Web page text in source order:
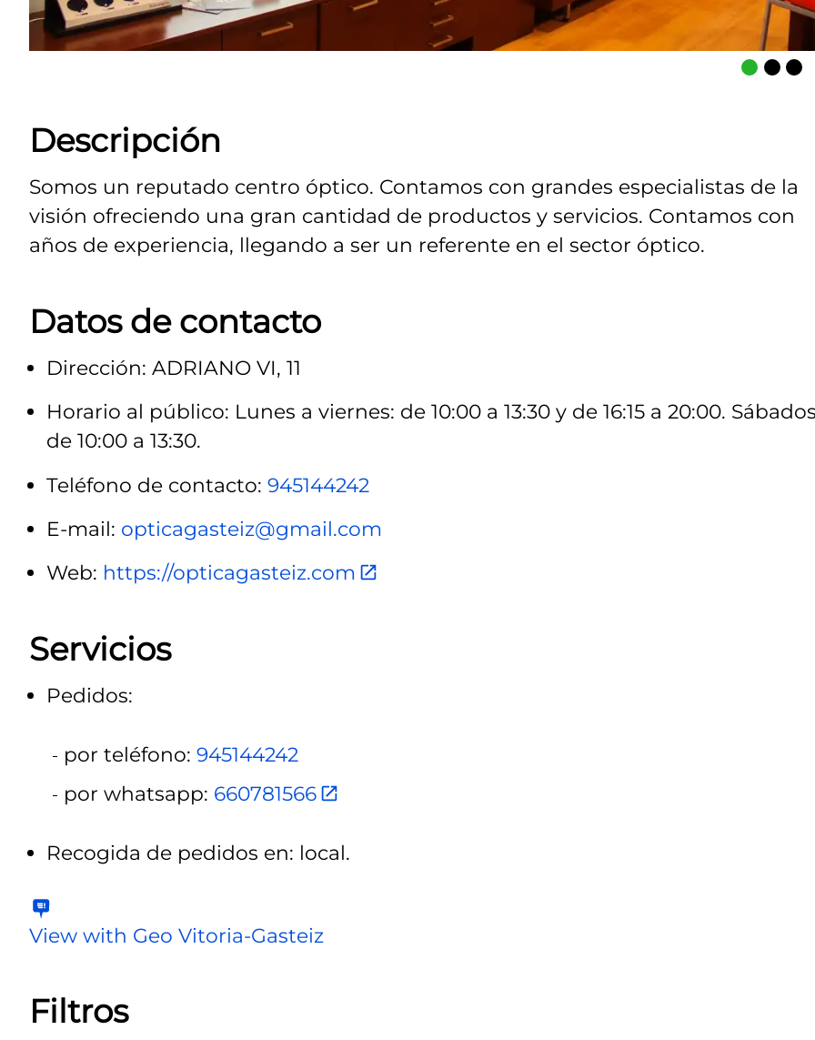
Descripción
Somos un reputado centro óptico. Contamos con grandes especialistas de la
visión ofreciendo una gran cantidad de productos y servicios. Contamos con
años de experiencia, llegando a ser un referente en el sector óptico.
Datos de contacto
Dirección: ADRIANO VI, 11
Horario al público: Lunes a viernes: de 10:00 a 13:30 y de 16:15 a 20:00.
de 10:00 a 13:30.
Teléfono de contacto: 945144242
E-mail: opticagasteiz@gmail.com
Web: https://opticagasteiz.com
Servicios
Pedidos:
por teléfono: 945144242
por whatsapp: 660781566
Recogida de pedidos en: local.
View with Geo Vitoria-Gasteiz
Filtros